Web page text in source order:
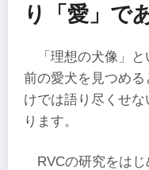
り「愛」で
「理想の犬像」
前の愛犬を見つめ
けでは語り尽くせ
ります。
RVCの研究をは